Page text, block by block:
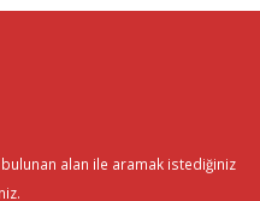
alan ile aramak istediğiniz